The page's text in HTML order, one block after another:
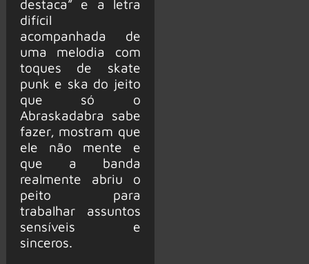
destaca” e a letra
difícil
acompanhada de
uma melodia com
toques de skate
punk e ska do jeito
que só o
Abraskadabra sabe
fazer, mostram que
ele não mente e
que a banda
realmente abriu o
peito para
trabalhar assuntos
sensíveis e
sinceros.